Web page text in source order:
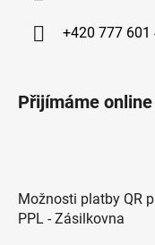
+420 777 601
Přijímáme
Možnosti platby QR
PPL - Zásilkovna